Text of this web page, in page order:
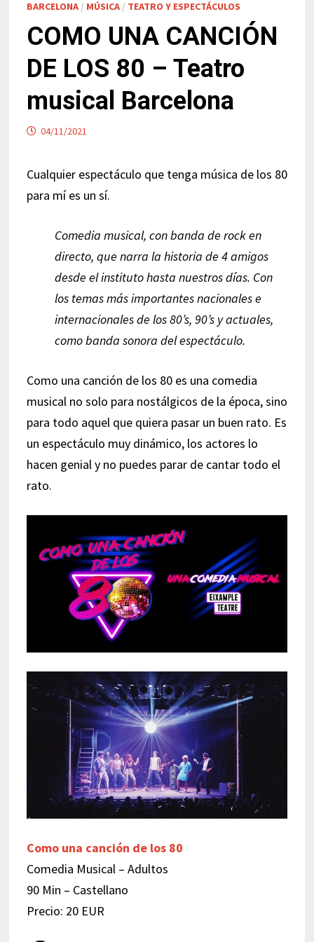
BARCELONA/ MÚSICA/ TEATRO Y ESPECTÁCULOS
COMO UNA CANCIÓN
DE LOS 80 – Teatro
musical Barcelona
04/11/2021
Cualquier espectáculo que tenga música de los 80
para mí es un sí.
Comedia musical, con banda de rock en
directo, que narra la historia de 4 amigos
desde el instituto hasta nuestros días. Con
los temas más importantes nacionales e
internacionales de los 80’s, 90’s y actuales,
como banda sonora del espectáculo.
Como una canción de los 80 es una comedia
musical no solo para nostálgicos de la época, sino
para todo aquel que quiera pasar un buen rato. Es
un espectáculo muy dinámico, los actores lo
hacen genial y no puedes parar de cantar todo el
rato.
Como una canción de los 80
Comedia Musical – Adultos
90 Min – Castellano
Precio: 20 EUR